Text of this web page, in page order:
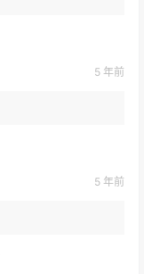
5 年前
5 年前